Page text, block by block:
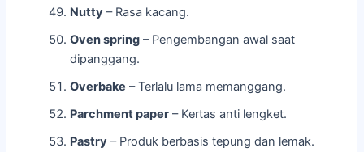
Nutty – Rasa kacang.
Oven spring – Pengembangan awal saat
dipanggang.
Overbake – Terlalu lama memanggang.
Parchment paper – Kertas anti lengket.
Pastry – Produk berbasis tepung dan lemak.